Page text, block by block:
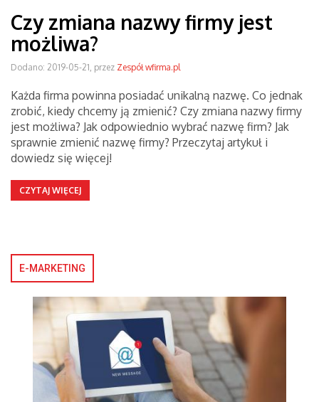
Czy zmiana nazwy firmy jest
możliwa?
Dodano: 2019-05-21, przez Zespół wfirma.pl
Każda firma powinna posiadać unikalną nazwę. Co jednak
zrobić, kiedy chcemy ją zmienić? Czy zmiana nazwy firmy
jest możliwa? Jak odpowiednio wybrać nazwę firm? Jak
sprawnie zmienić nazwę firmy? Przeczytaj artykuł i
dowiedz się więcej!
CZYTAJ WIĘCEJ
E-MARKETING